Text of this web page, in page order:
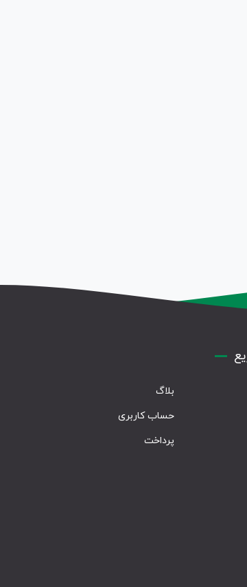
بلاگ
حساب کاربری
پرداخت